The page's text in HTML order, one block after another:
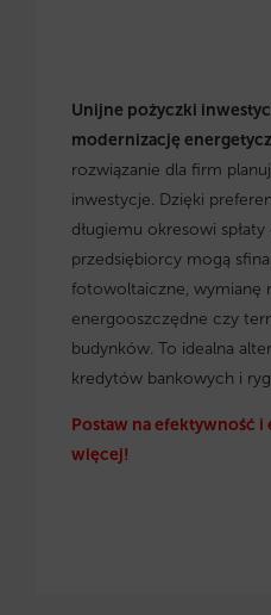
Unijne pożyczki
modernizację
rozwiązanie dla firm
inwestycje. Dzięki
długiemu okresowi
przedsiębiorcy mogą
fotowoltaiczne, wymianę
energooszczędne czy
budynków. To idealna
kredytów bankowych i
Postaw na efektywność
więcej!